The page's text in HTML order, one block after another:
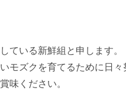
ている新鮮組と申します。
モズクを育てるために日
味ください。